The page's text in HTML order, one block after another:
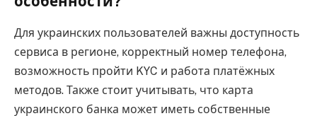
Для украинских пользователей важны доступность
сервиса в регионе, корректный номер телефона,
возможность пройти KYC и работа платёжных
методов. Также стоит учитывать, что карта
украинского банка может иметь собственные